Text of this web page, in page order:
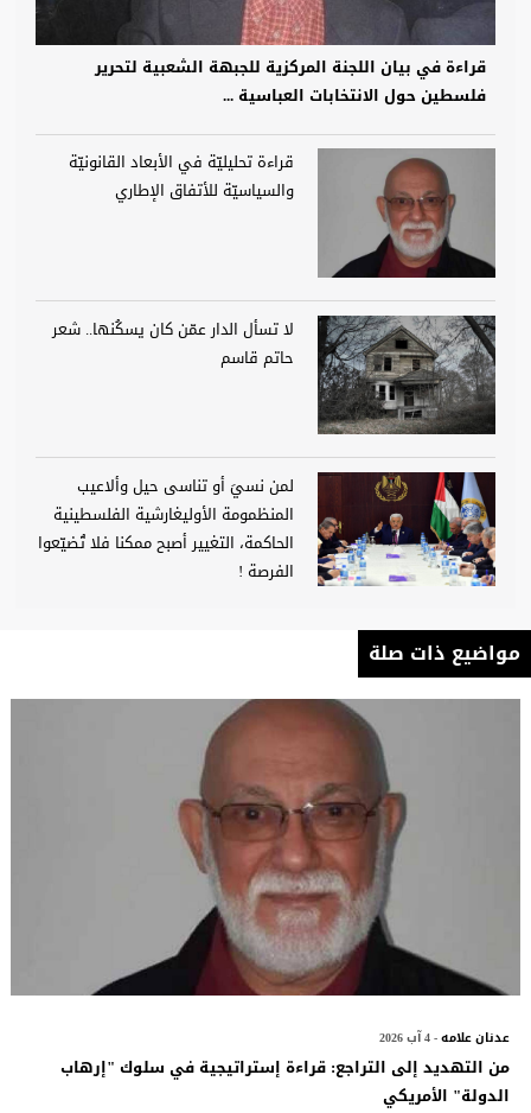
قراءة في بيان اللجنة المركزية للجبهة الشعبية لتحرير
فلسطين حول الانتخابات العباسية ...
قراءة تحليليّة في الأبعاد القانونيّة
والسياسيّة للأتفاق الإطاري
لا تسأل الدار عمّن كان يسكُنها.. شعر
حاتم قاسم
لمن نسيَ أو تناسى حيل وألاعيب
المنظمومة الأوليغارشية الفلسطينية
الحاكمة، التغيير أصبح ممكنا فلا تُضيّعوا
الفرصة !
مواضيع ذات صلة
عدنان علامه- 4 آب 2026
​من التهديد إلى التراجع: قراءة إستراتيجية في سلوك "إرهاب
الدولة" الأمريكي